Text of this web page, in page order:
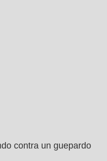
contra un guepardo